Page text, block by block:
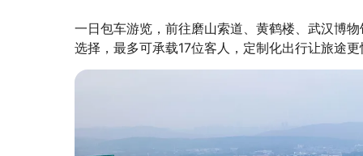
一日包车游览，前往磨山索道、黄鹤楼、武汉博
选择，最多可承载17位客人，定制化出行让旅途